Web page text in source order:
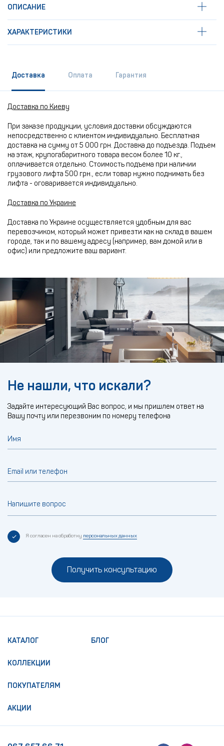
ОПИСАНИЕ
ХАРАКТЕРИСТИКИ
Доставка Оплата Гарантия
Доставка по Киеву
При заказе продукции, условия доставки обсуждаются
непосредственно с клиентом индивидуально. Бесплатная
доставка на сумму от 5 000 грн. Доставка до подъезда. Подъем
на этаж, крупогабаритного товара весом более 10 кг.,
оплачивается отдельно. Стоимость подъема при наличии
грузового лифта 500 грн., если товар нужно поднимать без
лифта - оговаривается индивидуально.
Доставка по Украине
Доставка по Украине осуществляется удобным для вас
перевозчиком, который может привезти как на склад в вашем
городе, так и по вашему адресу (например, вам домой или в
офис) или предложите ваш вариант.
Не нашли, что искали?
Задайте интересующий Вас вопрос, и мы пришлем ответ на
Вашу почту или перезвоним по номеру телефона
Имя
Email или телефон
Напишите вопрос
Я согласен на обработку персональных данных
Получить консультацию
КАТАЛОГ
КОЛЛЕКЦИИ
ПОКУПАТЕЛЯМ
АКЦИИ
БЛОГ